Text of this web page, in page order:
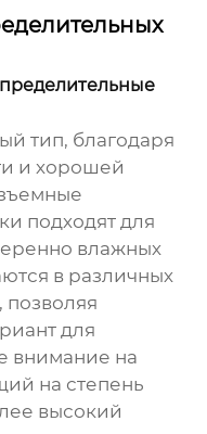
тип, благодаря
и хорошей
подходят для
влажных
в различных
позволяя
для
внимание на
на степень
высокий